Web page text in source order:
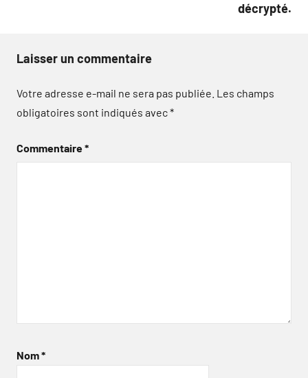
décrypté.
Laisser un commentaire
Votre adresse e-mail ne sera pas publiée. Les champs
obligatoires sont indiqués avec*
Commentaire*
Nom*